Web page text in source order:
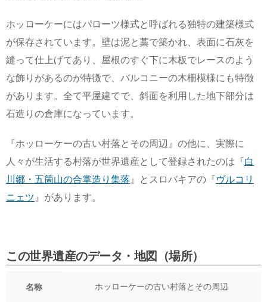
ホッローケーにはパローツ様式と呼ばれる独特の建築様式
が保存されています。壁は泥と藁で築かれ、表面に石灰を
縫って仕上げてあり、屋根のすぐ下に木板でレースのよう
な飾りがあるのが特徴で、バルコニーの木柵模様にも特徴
があります。全て平屋建てで、斜面を利用した地下部分は
石造りの倉庫になっています。
『ホッローケーの古い村落とその周辺』の他に、実際に
人々が生活する村落が世界遺産として登録されたのは『白
川郷・五箇山の合掌造り集落 』とスロバキアの『ヴルコリ
ニェツ 』があります。
この世界遺産のデータ・地図（場所）
名称 ホッローケーの古い村落とその周辺